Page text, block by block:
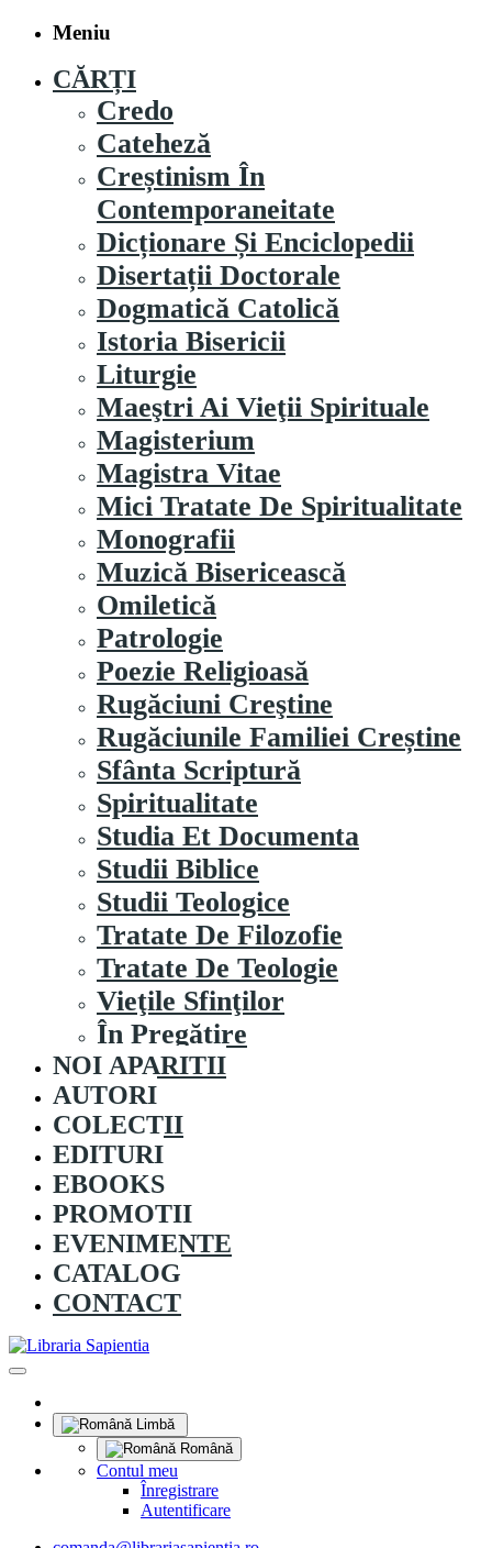
Meniu
CĂRȚI
Credo
Cateheză
Creștinism În
Contemporaneitate
Dicționare Și Enciclopedii
Disertații Doctorale
Dogmatică Catolică
Istoria Bisericii
Liturgie
Maeştri Ai Vieţii Spirituale
Magisterium
Magistra Vitae
Mici Tratate De Spiritualitate
Monografii
Muzică Bisericească
Omiletică
Patrologie
Poezie Religioasă
Rugăciuni Creştine
Rugăciunile Familiei Creștine
Sfânta Scriptură
Spiritualitate
Studia Et Documenta
Studii Biblice
Studii Teologice
Tratate De Filozofie
Tratate De Teologie
Vieţile Sfinţilor
În Pregătire
NOI APARITII
AUTORI
COLECȚII
EDITURI
EBOOKS
PROMOȚII
EVENIMENTE
CATALOG
CONTACT
Limbă
Română
Contul meu
Înregistrare
Autentificare